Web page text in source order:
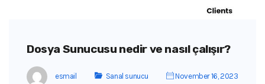
Dosya Sunucusu nedir ve nasıl çalışır?
esmail Sanal sunucu November 16, 2023